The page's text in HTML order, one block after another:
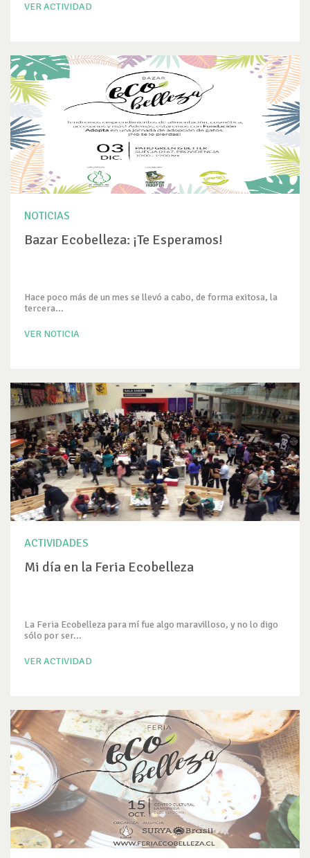
VER ACTIVIDAD
NOTICIAS
Bazar Ecobelleza: ¡Te Esperamos!
Hace poco más de un mes se llevó a cabo, de forma exitosa, la
tercera...
VER NOTICIA
ACTIVIDADES
Mi día en la Feria Ecobelleza
La Feria Ecobelleza para mí fue algo maravilloso, y no lo digo
sólo por ser...
VER ACTIVIDAD